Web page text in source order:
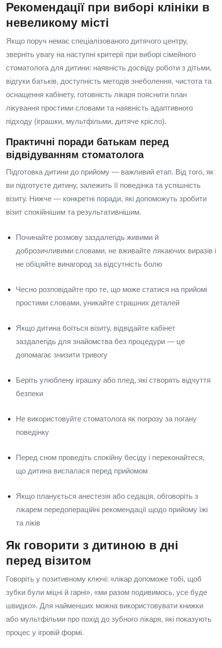
Рекомендації при виборі клініки в
невеликому місті
Якщо поруч немає спеціалізованого дитячого центру,
зверніть увагу на наступні критерії при виборі сімейного
стоматолога для дитини: наявність досвіду роботи з дітьми,
відгуки батьків, доступність методів знеболення, чистота та
оснащення кабінету, готовність лікаря пояснити план
лікування простими словами та наявність адаптивного
підходу (іграшки, мультфільми, дитяче крісло).
Практичні поради батькам перед
відвідуванням стоматолога
Підготовка дитини до прийому — важливий етап. Від того, як
ви підготуєте дитину, залежить її поведінка та успішність
візиту. Нижче — конкретні поради, які допоможуть зробити
візит спокійнішим та результативнішим.
Починайте розмову заздалегідь живими й
доброзичливими словами, не вживайте лякаючих виразів і
не обіцяйте винагород за відсутність болю
Чесно розповідайте про те, що може статися на прийомі
простими словами, уникайте страшних деталей
Якщо дитина боїться візиту, відвідайте кабінет
заздалегідь для знайомства без процедури — це
допомагає знизити тривогу
Беріть улюблену іграшку або плед, які створять відчуття
безпеки
Не використовуйте стоматолога як погрозу за погану
поведінку
Перед сном проведіть спокійну бесіду і переконайтеся,
що дитина виспалася перед прийомом
Якщо планується анестезія або седація, обговоріть з
лікарем передопераційні рекомендації щодо прийому їжі
та ліків
Як говорити з дитиною в дні
перед візитом
Говоріть у позитивному ключі: «лікар допоможе тобі, щоб
зубки були міцні й гарні», «ми разом подивимось, усе буде
швидко». Для найменших можна використовувати книжки
або мультфільми про похід до зубного лікаря, які показують
процес у ігровій формі.